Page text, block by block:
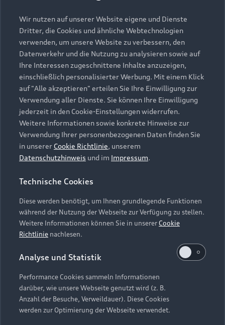
Alle Modelle
Modelle vergleichen
Elektromodelle
Plug-in-Hybride
Kaufen & leasen
Neuwagensuche
Gebrauchtwagensuche
Gebrauchtwagen
Finanzierung
Aktionen & Angebote
Geschäftskunden
Service & Zubehör
Saisonale Angebote
Audi Services
Garantie
Audi digital services
myAudi
Support
Kundenservice
Händlersuche
Audi Code
Online-Terminvereinbarung
Servicekontakt
Vertrag widerrufen
Über Audi
Unternehmen
Karriere
Investor Relations
Presse & Media Center
Datenschutz
Audi erleben
Newsletter
Impressum Rechtliches
Hinweisgebersystem
Datenschutzinformation
Cookie-Einstellungen
Cookie-Richtlinie
Barrierefreiheit
Hinweis: Die aktuelle Darstellung und Anordnung der
Embleme am Fahrzeug bei allen Abbildungen auf dieser
Webseite kann abweichen.
Wir nutzen auf unserer Website eigene und Dienste
Dritter, die Cookies und ähnliche Webtechnologien
verwenden, um unsere Website zu verbessern, den
Datenverkehr und die Nutzung zu analysieren sowie auf
Ihre Interessen zugeschnittene Inhalte anzuzeigen,
einschließlich personalisierter Werbung. Mit einem Klick
auf "Alle akzeptieren" erteilen Sie Ihre Einwilligung zur
Verwendung aller Dienste. Sie können Ihre Einwilligung
jederzeit in den Cookie-Einstellungen widerrufen.
Weitere Informationen sowie konkrete Hinweise zur
Verwendung Ihrer personenbezogenen Daten finden Sie
in unserer Cookie Richtlinie, unserem
Datenschutzhinweis und im Impressum.
Technische Cookies
Diese werden benötigt, um Ihnen grundlegende Funktionen
während der Nutzung der Webseite zur Verfügung zu stellen.
Weitere Informationen können Sie in unsererCookie
Richtlinie nachlesen.
Analyse und Statistik
Performance Cookies sammeln Informationen
darüber, wie unsere Webseite genutzt wird (z. B.
Anzahl der Besuche, Verweildauer). Diese Cookies
werden zur Optimierung der Webseite verwendet.